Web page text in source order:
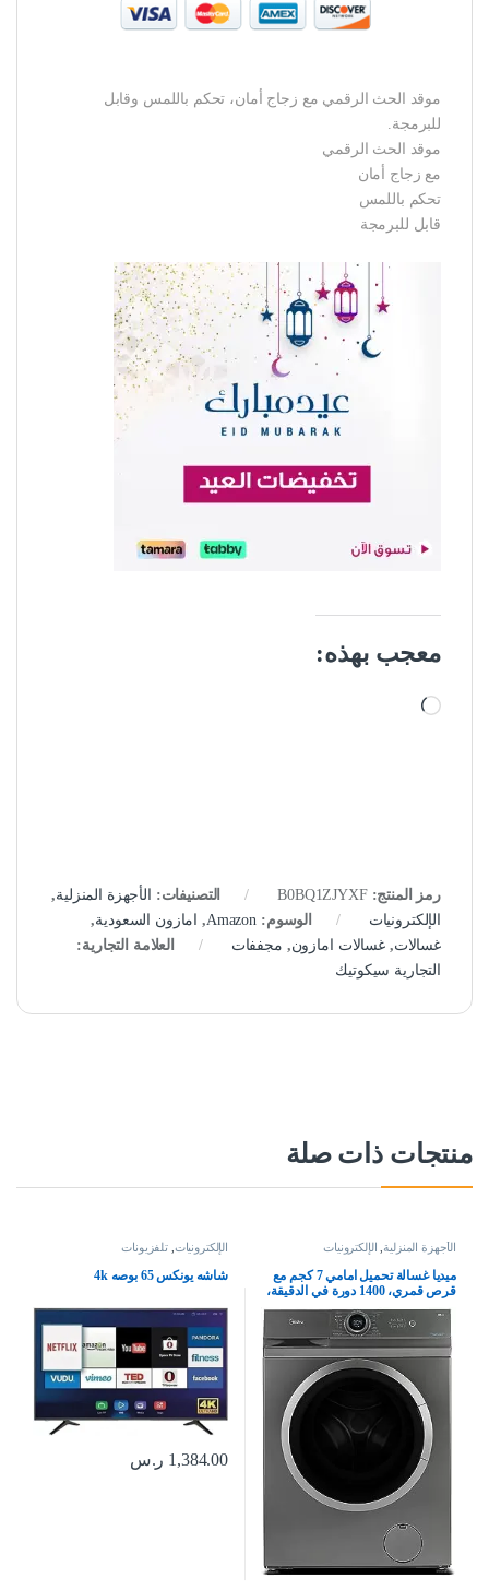
موقد الحث الرقمي مع زجاج أمان، تحكم باللمس وقابل
للبرمجة.
موقد الحث الرقمي
مع زجاج أمان
تحكم باللمس
قابل للبرمجة
معجب بهذه:
جاري التحميل…
رمز المنتج:B0BQ1ZJYXF التصنيفات: الأجهزة المنزلية,
الإلكترونيات
الوسوم: Amazon
, امازون السعودية,
غسالات,غسالات امازون, مجففات
العلامة التجارية:
التجارية سيكوتيك
منتجات ذات صلة
الأجهزة المنزلية, الإلكترونيات
ميديا غسالة تحميل امامي 7 كجم مع
قرص قمري، 1400 دورة في الدقيقة،
مع محرك عاكس BLDC، شاشة
LED رقمية مدمجة، درجة حرارة
متعددة MF100W70BTGCC
الإلكترونيات ,تلفزيونات
شاشه يونكس 65 بوصه 4k
1,384.00 ر.س